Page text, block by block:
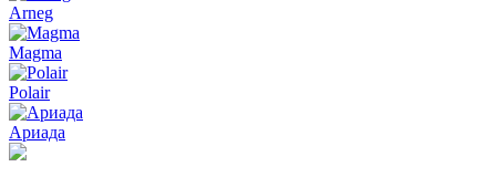
Arneg
Magma
Polair
Ариада